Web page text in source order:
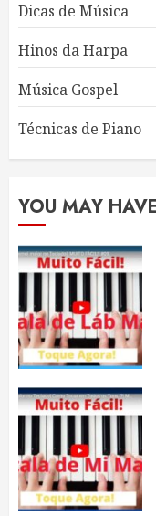
Dicas de Música
Hinos da Harpa
Música Gospel
Técnicas de Piano
YOU MAY